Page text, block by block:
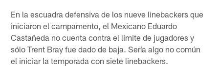
En la escuadra defensiva de los nueve linebackers que
iniciaron el campamento, el Mexicano Eduardo
Castañeda no cuenta contra el limite de jugadores y
sólo Trent Bray fue dado de baja. Sería algo no común
el iniciar la temporada con siete linebackers.